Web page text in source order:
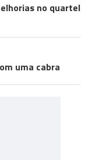
no quartel
uma cabra